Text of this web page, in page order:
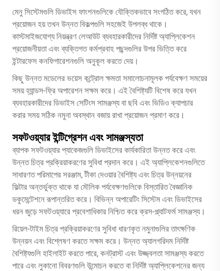
মেনু সিস্টেমগুলি ডিভাইস ফাংশনগুলিকে যৌক্তিকভাবে সংগঠিত করে, যখন
প্রয়োজন হয় তখন উন্নত বিকল্পগুলি সহজেই উপলব্ধ থাকে।
কাস্টমাইজযোগ্য নিয়ন্ত্রণ লেআউট ব্যবহারকারীদের নির্দিষ্ট অ্যাপ্লিকেশন
প্রয়োজনীয়তা এবং ব্যক্তিগত কর্মপ্রবাহ পছন্দগুলির উপর ভিত্তি করে
ইন্টারফেস কনফিগারেশনগুলি অনুকূল করতে দেয়।
কিছু উন্নত মডেলের ভয়েস কন্ট্রোল ক্ষমতা সমালোচনামূলক পর্যবেক্ষণ সময়ের
সময় হ্যান্ডস-ফ্রি অপারেশন সক্ষম করে। এই বৈশিষ্ট্যটি বিশেষ করে যখন
ব্যবহারকারীদের ডিভাইস সেটিংস সামঞ্জস্য বা ছবি এবং ভিডিও ক্যাপচার
করার সময় সঠিক নমুনা অবস্থান বজায় রাখা প্রয়োজন প্রমাণ করে।
সফটওয়্যার ইন্টিগ্রেশন এবং সামঞ্জস্যতা
ব্যাপক সফটওয়্যার প্যাকেজগুলি ডিভাইসের কার্যকারিতা উন্নত করে এবং
উন্নত চিত্র প্রক্রিয়াকরণের সুবিধা প্রদান করে। এই অ্যাপ্লিকেশনগুলিতে
সাধারণত পরিমাপের সরঞ্জাম, টীকা দেওয়ার বৈশিষ্ট্য এবং চিত্র উন্নয়নের
ফিল্টার অন্তর্ভুক্ত থাকে যা মৌলিক পর্যবেক্ষণগুলিকে বিস্তারিত বৈজ্ঞানিক
ডকুমেন্টেশনে রূপান্তরিত করে। বিভিন্ন অপারেটিং সিস্টেম এবং ডিভাইসের
ধরন জুড়ে সফটওয়্যারে প্রবেশাধিকার নিশ্চিত করে ক্রস-প্ল্যাটফর্ম সামঞ্জস্য।
রিয়েল-টাইম চিত্র প্রক্রিয়াকরণের সুবিধা ধারণকৃত নমুনাগুলির তাৎক্ষণিক
উন্নয়ন এবং বিশ্লেষণ করতে সক্ষম করে। উন্নত অ্যালগরিদম নির্দিষ্ট
বৈশিষ্ট্যগুলি হাইলাইট করতে পারে, কনট্রাস্ট এবং উজ্জ্বলতা সামঞ্জস্য করতে
পারে এবং লুকানো বিবরণগুলি উন্মোচন করতে বা নির্দিষ্ট অ্যাপ্লিকেশনের জন্য